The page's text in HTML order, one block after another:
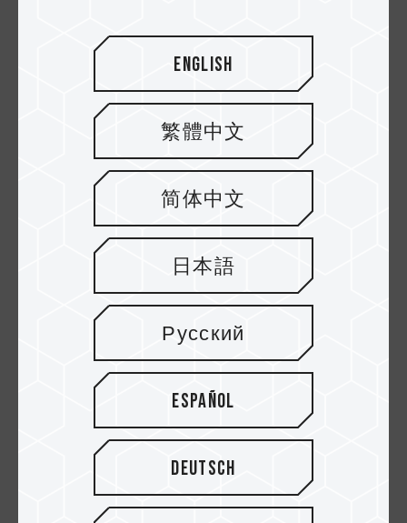
13.DEC.2024
Revelando el secreto del overclocking
English
繁體中文
简体中文
日本語
Русский
Español
Deutsch